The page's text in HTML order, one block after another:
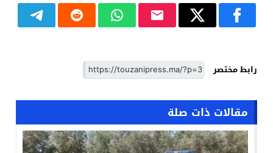
رابط مختصر
مقالات ذات صلة